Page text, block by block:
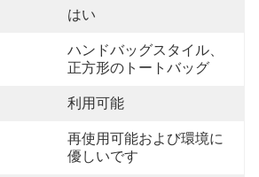
はい
ハンドバッグスタイル、
正方形のトートバッグ
利用可能
再使用可能および環境に
優しいです